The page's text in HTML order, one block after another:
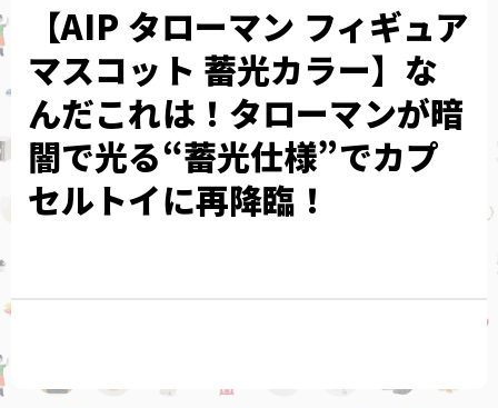
【AIP タローマン フィギュア
マスコット 蓄光カラー】な
んだこれは！タローマンが暗
闇で光る“蓄光仕様”でカプ
セルトイに再降臨！